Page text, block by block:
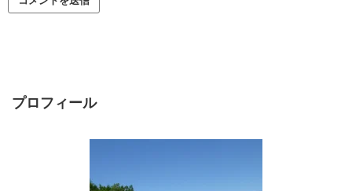
プロフィール